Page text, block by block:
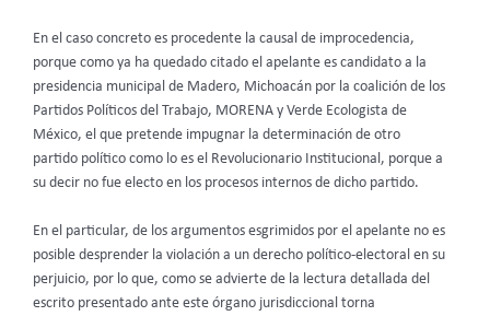
En el caso concreto es procedente la causal de improcedencia,
porque como ya ha quedado citado el apelante es candidato a la
presidencia municipal de Madero, Michoacán por la coalición de los
Partidos Políticos del Trabajo, MORENA y Verde Ecologista de
México, el que pretende impugnar la determinación de otro
partido político como lo es el Revolucionario Institucional, porque a
su decir no fue electo en los procesos internos de dicho partido.
En el particular, de los argumentos esgrimidos por el apelante no es
posible desprender la violación a un derecho político-electoral en su
perjuicio, por lo que, como se advierte de la lectura detallada del
escrito presentado ante este órgano jurisdiccional torna